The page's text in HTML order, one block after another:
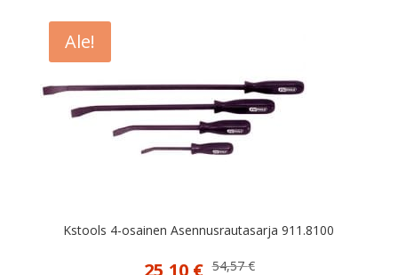
Ale!
Kstools 4-osainen Asennusrautasarja 911.8100
54,57€
Alkuperäinen
25,10 €Nykyinen